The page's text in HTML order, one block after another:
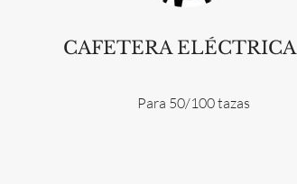
CAFETERA ELÉCTRICA
Para 50/100 tazas